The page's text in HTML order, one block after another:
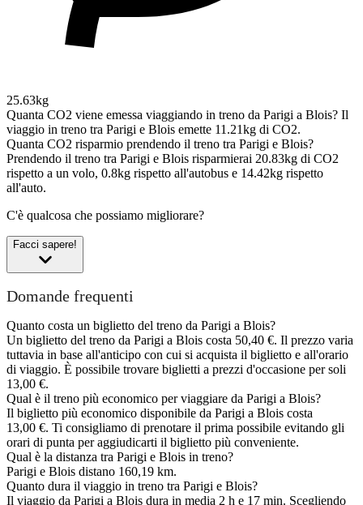
25.63kg
Quanta CO2 viene emessa viaggiando in treno da Parigi a Blois? Il
viaggio in treno tra Parigi e Blois emette 11.21kg di CO2.
Quanta CO2 risparmio prendendo il treno tra Parigi e Blois?
Prendendo il treno tra Parigi e Blois risparmierai 20.83kg di CO2
rispetto a un volo, 0.8kg rispetto all'autobus e 14.42kg rispetto
all'auto.
C'è qualcosa che possiamo migliorare?
Facci sapere!
Domande frequenti
Quanto costa un biglietto del treno da Parigi a Blois?
Un biglietto del treno da Parigi a Blois costa 50,40 €. Il prezzo varia
tuttavia in base all'anticipo con cui si acquista il biglietto e all'orario
di viaggio. È possibile trovare biglietti a prezzi d'occasione per soli
13,00 €.
Qual è il treno più economico per viaggiare da Parigi a Blois?
Il biglietto più economico disponibile da Parigi a Blois costa
13,00 €. Ti consigliamo di prenotare il prima possibile evitando gli
orari di punta per aggiudicarti il biglietto più conveniente.
Qual è la distanza tra Parigi e Blois in treno?
Parigi e Blois distano 160,19 km.
Quanto dura il viaggio in treno tra Parigi e Blois?
Il viaggio da Parigi a Blois dura in media 2 h e 17 min. Scegliendo